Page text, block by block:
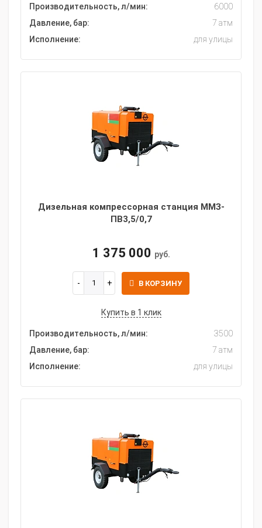
Производительность, л/мин:
6000
Давление, бар:
7 атм
Исполнение:
для улицы
Дизельная компрессорная станция ММЗ-
ПВ3,5/0,7
1 375 000 руб.
В КОРЗИНУ
Купить в 1 клик
Производительность, л/мин:
3500
Давление, бар:
7 атм
Исполнение:
для улицы